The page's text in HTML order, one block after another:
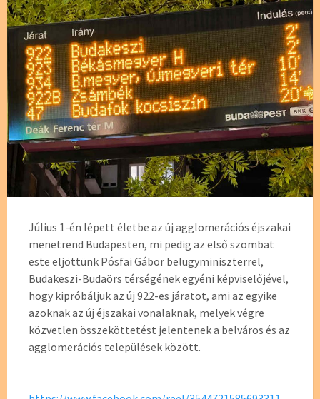
Július 1-én lépett életbe az új agglomerációs éjszakai
menetrend Budapesten, mi pedig az első szombat
este eljöttünk Pósfai Gábor belügyminiszterrel,
Budakeszi-Budaörs térségének egyéni képviselőjével,
hogy kipróbáljuk az új 922-es járatot, ami az egyike
azoknak az új éjszakai vonalaknak, melyek végre
közvetlen összeköttetést jelentenek a belváros és az
agglomerációs települések között.